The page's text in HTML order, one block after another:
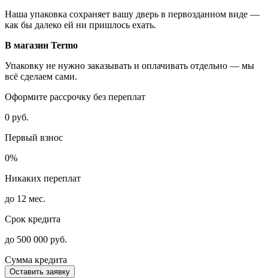
Наша упаковка сохраняет вашу дверь в первозданном виде —
как бы далеко ей ни пришлось ехать.
В магазин Termo
Упаковку не нужно заказывать и оплачивать отдельно — мы
всё сделаем сами.
Оформите рассрочку без переплат
0 руб.
Первый взнос
0%
Никаких переплат
до 12 мес.
Срок кредита
до 500 000 руб.
Сумма кредита
Оставить заявку